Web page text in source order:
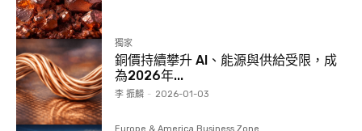
獨家
銅價持續攀升 AI、能源與供給受限，成
為2026年...
李 振麟 - 2026-01-03